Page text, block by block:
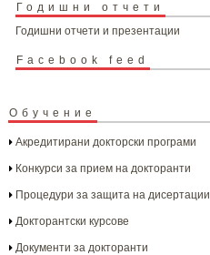
Годишни отчети
Годишни отчети и презентации
Facebook feed
Обучение
Акредитирани докторски програми
Конкурси за прием на докторанти
Процедури за защита на дисертации
Докторантски курсове
Документи за докторанти